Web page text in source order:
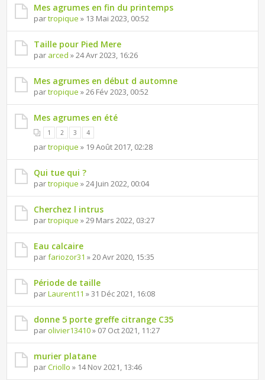
Mes agrumes en fin du printemps
partropique » 13 Mai 2023, 00:52
Taille pour Pied Mere
par arced » 24 Avr 2023, 16:26
Mes agrumes en début d automne
partropique » 26 Fév 2023, 00:52
Mes agrumes en été
1 2 3 4
partropique » 19 Août 2017, 02:28
Qui tue qui ?
partropique » 24 Juin 2022, 00:04
Cherchez l intrus
partropique » 29 Mars 2022, 03:27
Eau calcaire
parfariozor31 » 20 Avr 2020, 15:35
Période de taille
parLaurent11 » 31 Déc 2021, 16:08
donne 5 porte greffe citrange C35
parolivier13410» 07 Oct 2021, 11:27
murier platane
parCriollo » 14 Nov 2021, 13:46